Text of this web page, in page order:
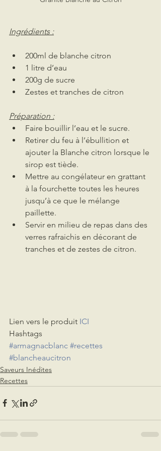
Ingrédients :
200ml de blanche citron
1 litre d’eau
200g de sucre
Zestes et tranches de citron
Préparation :
Faire bouillir l’eau et le sucre.
Retirer du feu à l’ébullition et
ajouter la Blanche citron lorsque le
sirop est tiède.
Mettre au congélateur en grattant
à la fourchette toutes les heures
jusqu’à ce que le mélange
paillette.
Servir en milieu de repas dans des
verres rafraichis en décorant de
tranches et de zestes de citron.
Lien vers le produit ICI
Hashtags
#armagnacblanc #recettes
#blancheaucitron
Saveurs Inédites
Recettes